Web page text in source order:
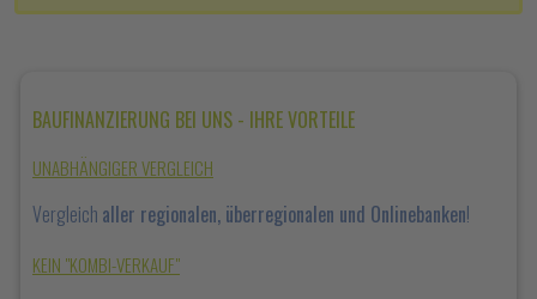
BAUFINANZIERUNG BEI UNS - IHRE VORTEILE
UNABHÄNGIGER VERGLEICH
Vergleich aller regionalen, überregionalen und Onlinebanken!
KEIN "KOMBI-VERKAUF"